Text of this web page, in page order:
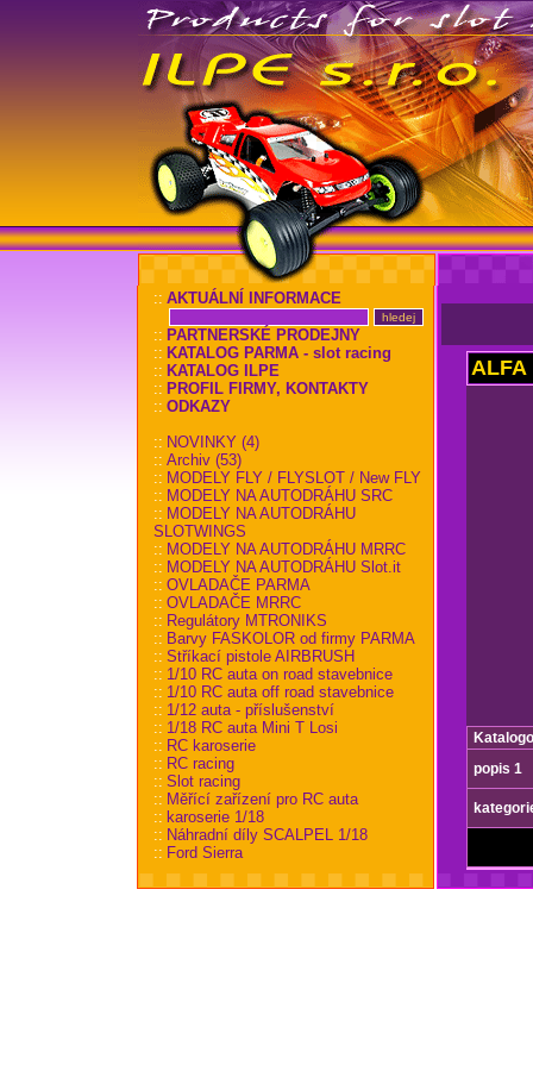
:: AKTUÁLNÍ INFORMACE
:: PARTNERSKÉ PRODEJNY
:: KATALOG PARMA - slot racing
:: KATALOG ILPE
:: PROFIL FIRMY, KONTAKTY
:: ODKAZY
:: NOVINKY (4)
:: Archiv (53)
:: MODELY FLY / FLYSLOT / New FLY
:: MODELY NA AUTODRÁHU SRC
:: MODELY NA AUTODRÁHU
SLOTWINGS
:: MODELY NA AUTODRÁHU MRRC
:: MODELY NA AUTODRÁHU Slot.it
:: OVLADAČE PARMA
:: OVLADAČE MRRC
:: Regulátory MTRONIKS
:: Barvy FASKOLOR od firmy PARMA
:: Stříkací pistole AIRBRUSH
:: 1/10 RC auta on road stavebnice
:: 1/10 RC auta off road stavebnice
:: 1/12 auta - příslušenství
:: 1/18 RC auta Mini T Losi
:: RC karoserie
:: RC racing
:: Slot racing
:: Měřící zařízení pro RC auta
:: karoserie 1/18
:: Náhradní díly SCALPEL 1/18
:: Ford Sierra
ALFA
popis 1